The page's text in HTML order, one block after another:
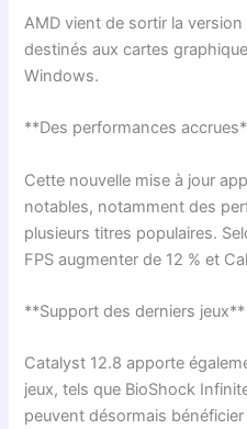
AMD vient de sortir la
destinés aux cartes
Windows.
**Des performances
Cette nouvelle mise à jour
notables, notamment des
plusieurs titres populaires.
FPS augmenter de 12 % et
**Support des derniers jeux**
Catalyst 12.8 apporte
jeux, tels que BioShock
peuvent désormais